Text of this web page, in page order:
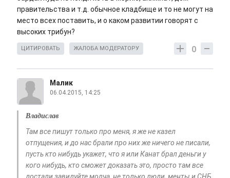
правительства и т.д. обычное кладбище и то не могут на
место всех поставить, и о каком развитии говорят с
высоких трибун?
0
ЦИТИРОВАТЬ ЖАЛОБА МОДЕРАТОРУ
Малик
06.04.2015, 14:25
Владислав
Там все пишут только про меня, я же не казел
отпущения, и до нас брали про них же ничего не писали,
пусть кто нибудь укажет, что я или Канат брал деньги у
кого нибудь, кто сможет доказать это, просто там все